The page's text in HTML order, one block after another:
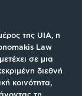
της UIA, η
Law
σε μια
διεθνή
κοινότητα,
τη